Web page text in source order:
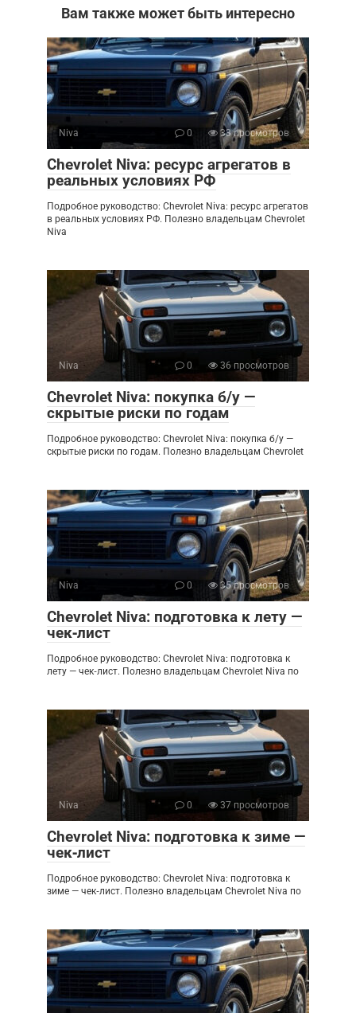
Вам также может быть интересно
Niva 0 33 просмотров
Chevrolet Niva: ресурс агрегатов в
реальных условиях РФ
Подробное руководство: Chevrolet Niva: ресурс агрегатов
в реальных условиях РФ. Полезно владельцам Chevrolet
Niva
Niva 0 36 просмотров
Chevrolet Niva: покупка б/у —
скрытые риски по годам
Подробное руководство: Chevrolet Niva: покупка б/у —
скрытые риски по годам. Полезно владельцам Chevrolet
Niva 0 35 просмотров
Chevrolet Niva: подготовка к лету —
чек‑лист
Подробное руководство: Chevrolet Niva: подготовка к
лету — чек‑лист. Полезно владельцам Chevrolet Niva по
Niva 0 37 просмотров
Chevrolet Niva: подготовка к зиме —
чек‑лист
Подробное руководство: Chevrolet Niva: подготовка к
зиме — чек‑лист. Полезно владельцам Chevrolet Niva по